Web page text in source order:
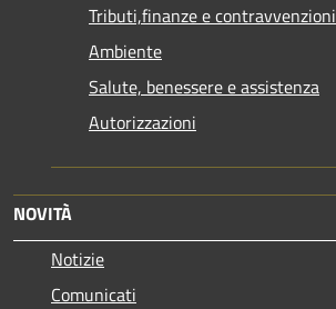
Tributi,finanze e contravvenzioni
Ambiente
Salute, benessere e assistenza
Autorizzazioni
NOVITÀ
Notizie
Comunicati